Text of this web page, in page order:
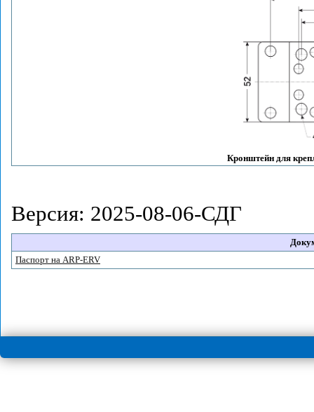
Кронштейн для
Версия: 2025-08-06-СДГ
Паспорт на ARP-ERV